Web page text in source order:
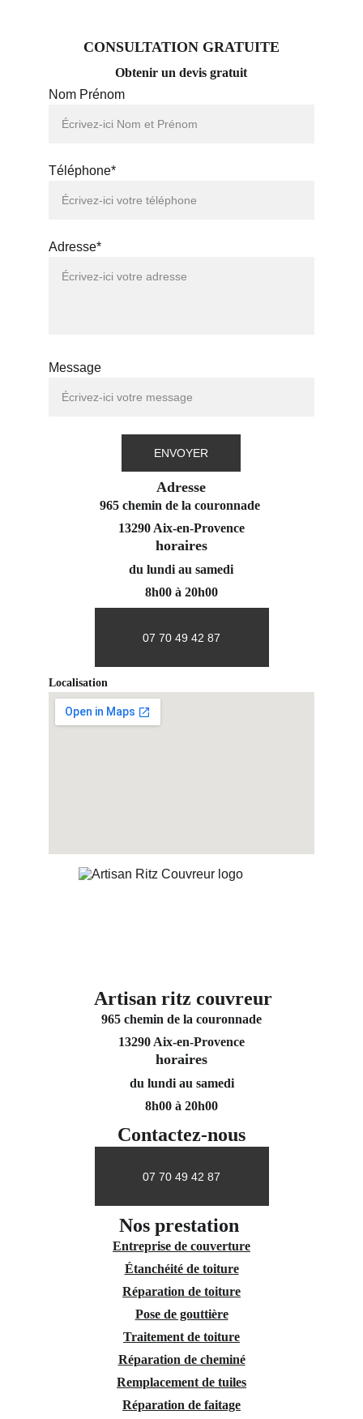
Nom Prénom
Téléphone*
Adresse*
Message
ENVOYER
Adresse
965 chemin de la couronnade
13290 Aix-en-Provence
07 70 49 42 87
Localisation
CONSULTATION GRATUITE
Obtenir un devis gratuit
horaires
du lundi au samedi
8h00 à 20h00
Contactez-nous
07 70 49 42 87
Artisan ritz couvreur
Nos prestation
Entreprise de couverture
Étanchéité de toiture
Réparation de toiture
Pose de gouttière
Traitement de toiture
Réparation de cheminé
Remplacement de tuiles
Réparation de faitage
965 chemin de la couronnade
13290 Aix-en-Provence
horaires
du lundi au samedi
8h00 à 20h00